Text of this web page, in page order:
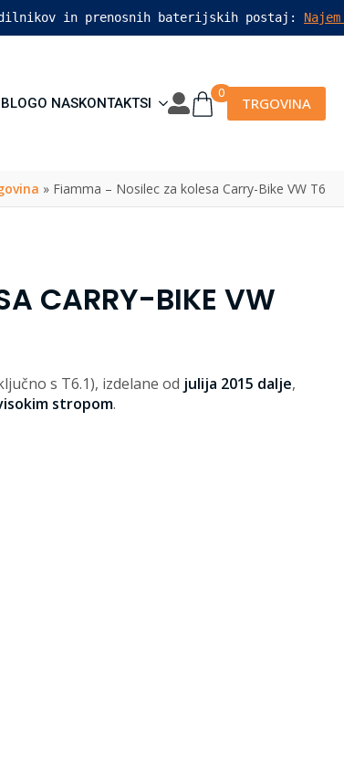
in prenosnih baterijskih postaj:
BLOGO NASKONTAKTSI
0
TRGOVINA
» Fiamma – Nosilec za kolesa Carry-Bike VW T6
CARRY-BIKE VW
s T6.1), izdelane od julija 2015 dalje,
stropom.